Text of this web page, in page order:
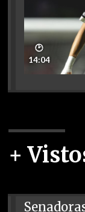
🕑
14:04
+